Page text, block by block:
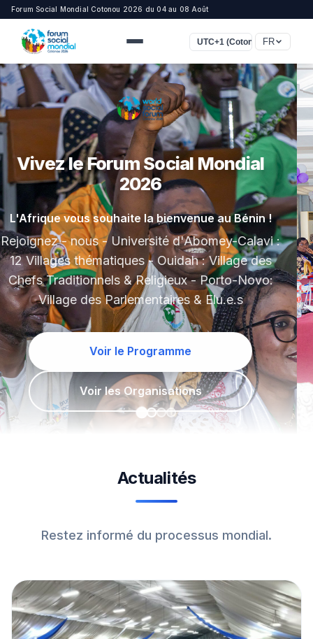
Forum Social Mondial Cotonou 2026 du 04 au 08 Août
UTC+1 (Cotonou, Lagos,
FR
Forum Social Mondial 2026
Cotonou, Bénin — 4-8 Août 2026
Un autre monde est possible !
Rejoignez - nous pour construire ensemble des
alternatives.
Découvrir les activités
Actualités
Restez informé du processus mondial.